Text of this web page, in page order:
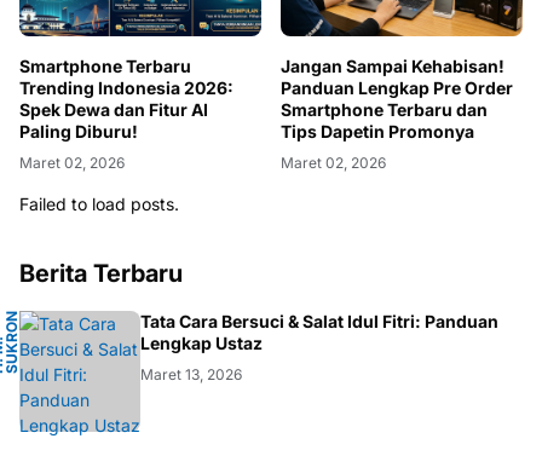
Smartphone Terbaru
Trending Indonesia 2026:
Spek Dewa dan Fitur AI
Paling Diburu!
Maret 02, 2026
Jangan Sampai Kehabisan!
Panduan Lengkap Pre Order
Smartphone Terbaru dan
Tips Dapetin Promonya
Maret 02, 2026
Failed to load posts.
Berita Terbaru
NA
Tata Cara Bersuci & Salat Idul Fitri: Panduan
Lengkap Ustaz
Maret 13, 2026